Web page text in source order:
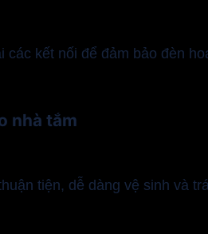
các kết nối để đảm bảo đèn
nhà tắm
tiện, dễ dàng vệ sinh và